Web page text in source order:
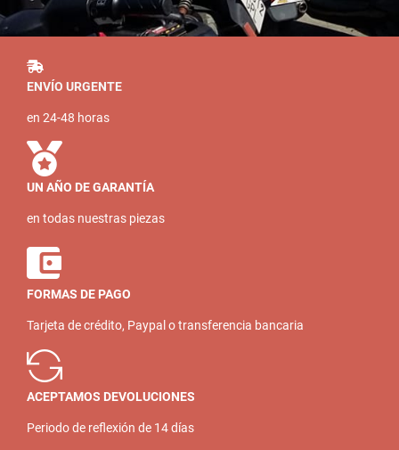
ENVÍO URGENTE
en 24-48 horas
UN AÑO DE GARANTÍA
en todas nuestras piezas
FORMAS DE PAGO
Tarjeta de crédito, Paypal o transferencia bancaria
ACEPTAMOS DEVOLUCIONES
Periodo de reflexión de 14 días